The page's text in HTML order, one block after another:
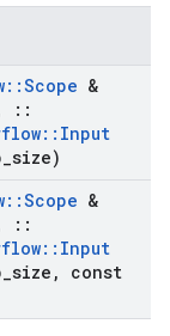
::Scope &
::
:: Input
size)
::Scope &
::
:: Input
size ,
const